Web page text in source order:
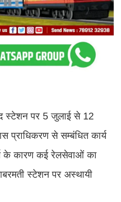
स्टेशन पर 5 जुलाई से 12
प्राधिकरण से सम्बंधित कार्य
के कारण कई रेलसेवाओं का
स्टेशन पर अस्थायी